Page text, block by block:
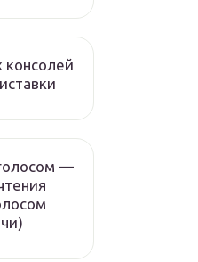
консолей
—